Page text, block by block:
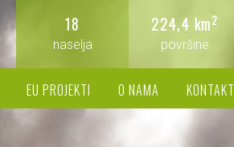
224,4 km2
površine
18
naselja
EU PROJEKTI O NAMA KONTAKT